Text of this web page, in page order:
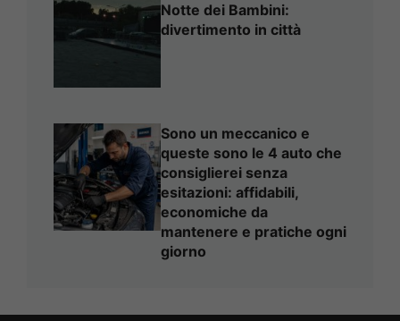
Notte dei Bambini:
divertimento in città
Sono un meccanico e
queste sono le 4 auto che
consiglierei senza
esitazioni: affidabili,
economiche da
mantenere e pratiche ogni
giorno